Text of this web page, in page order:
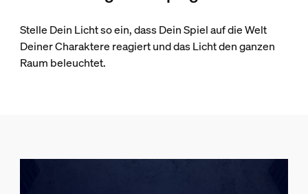
Stelle Dein Licht so ein, dass Dein Spiel auf die Welt
Deiner Charaktere reagiert und das Licht den ganzen
Raum beleuchtet.